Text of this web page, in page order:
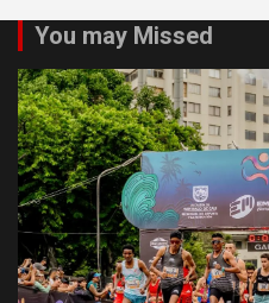
You may Missed